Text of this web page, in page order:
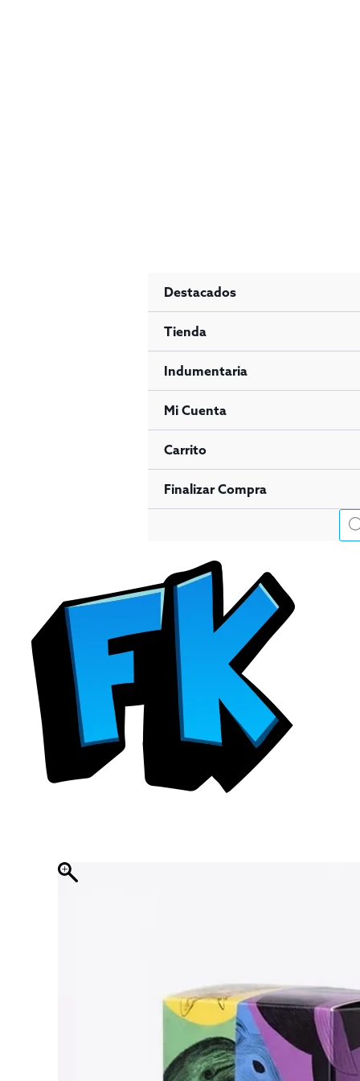
Destacados
Tienda
Indumentaria
Mi Cuenta
Carrito
Finalizar Compra
de